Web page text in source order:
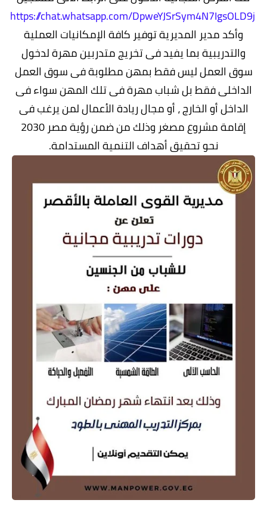
https://chat.whatsapp.com/DpweYJSrSym4N7IgsOLD9j
وأكد مدير المديرية توفير كافة الإمكانيات العملية
والتدريبية بما يفيد فى تخريج متدربين مهرة لدخول
سوق العمل ليس فقط بمهن مطلوبة فى سوق العمل
الداخلى فقط بل شباب مهرة فى تلك المهن سواء فى
الداخل أو الخارج ، أو مجال ريادة الأعمال لمن يرغب فى
إقامة مشروع مصغر وذلك من ضمن رؤية مصر 2030
نحو تحقيق أهداف التنمية المستدامة.